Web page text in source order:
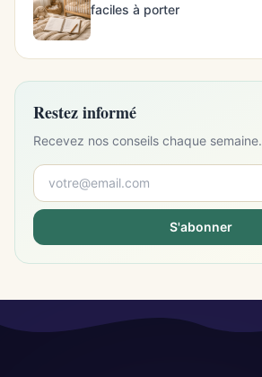
faciles à porter
Restez informé
Recevez nos conseils chaque semaine.
S'abonner